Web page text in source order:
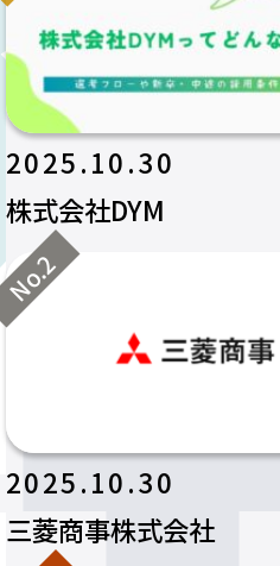
2025.10.30
株式会社DYM
No.2
2025.10.30
三菱商事株式会社